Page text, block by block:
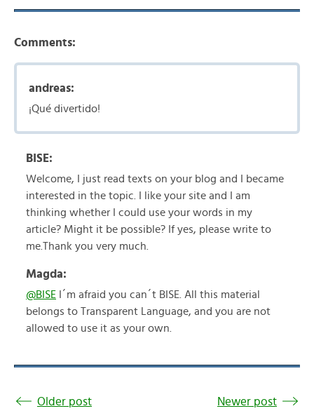
Comments:
andreas:
¡Qué divertido!
BISE:
Welcome, I just read texts on your blog and I became
interested in the topic. I like your site and I am
thinking whether I could use your words in my
article? Might it be possible? If yes, please write to
me.Thank you very much.
Magda:
@BISE I´m afraid you can´t BISE. All this material
belongs to Transparent Language, and you are not
allowed to use it as your own.
Older post Newer post